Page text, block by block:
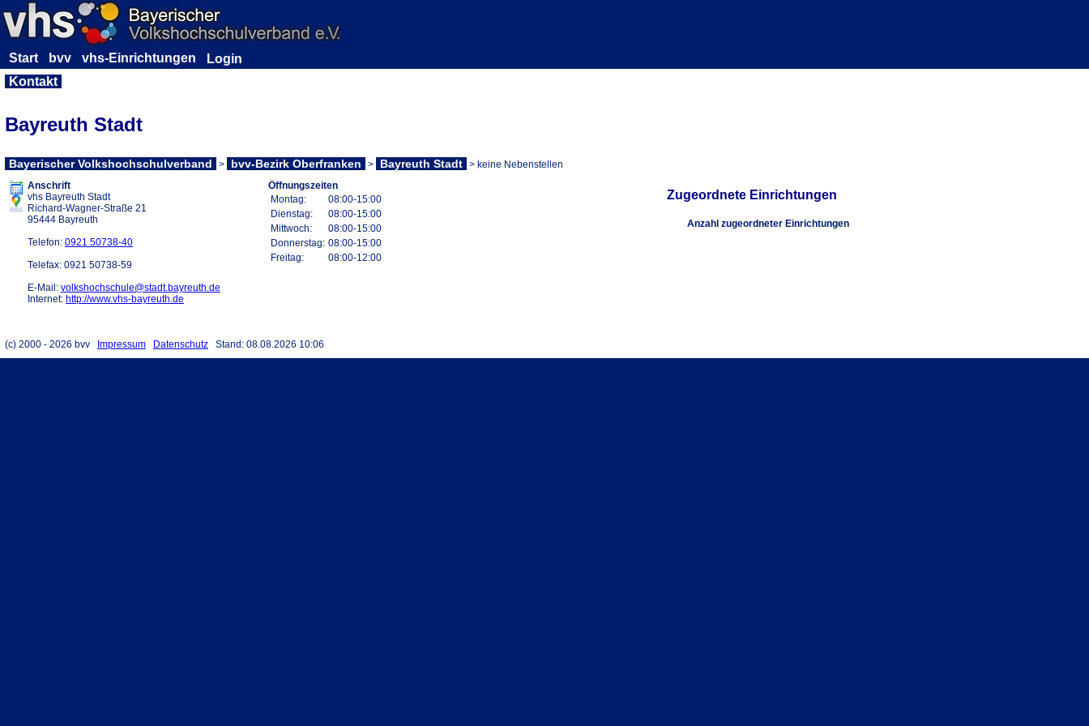
Start bvv
vhs-Einrichtungen
Kontakt
Bayreuth Stadt
Bayerischer Volkshochschulverband > bvv-Bezirk Oberfranken > Bayreuth Stadt > keine Nebenstellen
Anschrift
vhs Bayreuth Stadt
Richard-Wagner-Straße 21
95444 Bayreuth
Telefon: 0921 50738-40
Telefax: 0921 50738-59
E-Mail: volkshochschule@stadt.bayreuth.de
Internet: http://www.vhs-bayreuth.de
Öffnungszeiten
Montag:
08:00-15:00
Dienstag:
08:00-15:00
Mittwoch:
08:00-15:00
Donnerstag: 08:00-15:00
Freitag:
08:00-12:00
Zugeordnete Einrichtungen
Anzahl zugeordneter Einrichtungen
(c) 2000 - 2026 bvv Impressum Datenschutz Stand: 08.08.2026 10:06